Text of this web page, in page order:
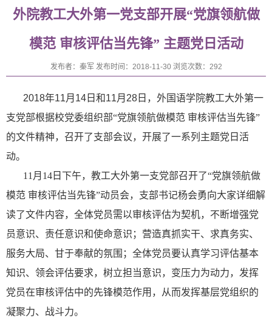
外院教工大外第一党支部开展“党旗领航做
模范 审核评估当先锋” 主题党日活动
发布者： 秦军 发布时间： 2018-11-30浏览次数： 292
2018年11月 14 日和11月 28 日，外国语学院教工大外第一
支党部根据校党委组织部“党旗领航做模范 审核评估当先锋”
的文件精神，召开了支部会议，开展了一系列主题党日活
动。
11 月 14 日下午，教工大外第一支党部召开了“党旗领航做
模范 审核评估当先锋”动员会，支部书记杨会勇向大家详细解
读了文件内容，全体党员需以审核评估为契机，不断增强党
员意识、责任意识和使命意识；营造真抓实干、求真务实、
服务大局、甘于奉献的氛围；全体党员要认真学习评估基本
知识、领会评估要求，树立担当意识，变压力为动力，发挥
党员在审核评估中的先锋模范作用，从而发挥基层党组织的
凝聚力、战斗力。